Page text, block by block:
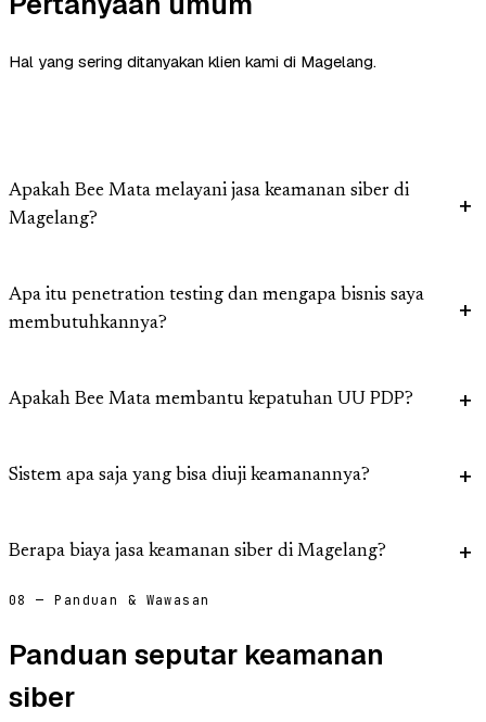
Hal yang sering ditanyakan klien kami di Magelang.
Apakah Bee Mata melayani jasa keamanan siber di
Magelang?
Apa itu penetration testing dan mengapa bisnis saya
membutuhkannya?
Apakah Bee Mata membantu kepatuhan UU PDP?
Sistem apa saja yang bisa diuji keamanannya?
Berapa biaya jasa keamanan siber di Magelang?
08 — Panduan & Wawasan
Panduan seputar keamanan
siber